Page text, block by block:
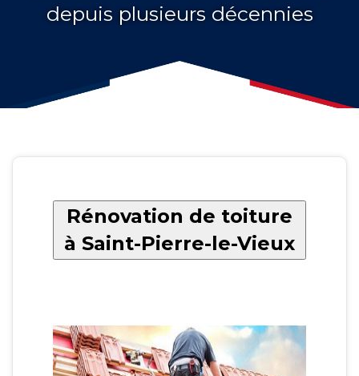
depuis plusieurs décennies
Rénovation de toiture
à Saint-Pierre-le-Vieux